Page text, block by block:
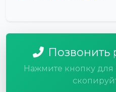
Позвонить
Нажмите кнопку для